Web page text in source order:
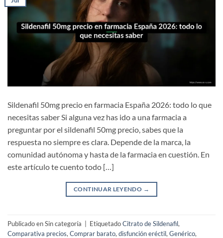
Sildenafil 50mg precio en farmacia España 2026: todo lo que
necesitas saber Si alguna vez has ido a una farmacia a
preguntar por el sildenafil 50mg precio, sabes que la
respuesta no siempre es clara. Depende de la marca, la
comunidad autónoma y hasta de la farmacia en cuestión. En
este artículo te cuento todo […]
CONTINUAR LEYENDO →
Publicado en Sin categoría EtiquetadoCitrato de Sildenafil,
Comparativa precios, Comprar barato, disfunción eréctil, Genérico,